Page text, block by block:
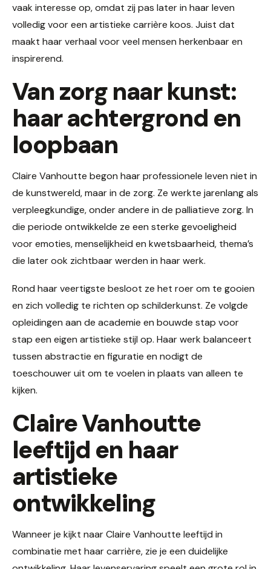
vaak interesse op, omdat zij pas later in haar leven
volledig voor een artistieke carrière koos. Juist dat
maakt haar verhaal voor veel mensen herkenbaar en
inspirerend.
Van zorg naar kunst:
haar achtergrond en
loopbaan
Claire Vanhoutte begon haar professionele leven niet in
de kunstwereld, maar in de zorg. Ze werkte jarenlang als
verpleegkundige, onder andere in de palliatieve zorg. In
die periode ontwikkelde ze een sterke gevoeligheid
voor emoties, menselijkheid en kwetsbaarheid, thema’s
die later ook zichtbaar werden in haar werk.
Rond haar veertigste besloot ze het roer om te gooien
en zich volledig te richten op schilderkunst. Ze volgde
opleidingen aan de academie en bouwde stap voor
stap een eigen artistieke stijl op. Haar werk balanceert
tussen abstractie en figuratie en nodigt de
toeschouwer uit om te voelen in plaats van alleen te
kijken.
Claire Vanhoutte
leeftijd en haar
artistieke
ontwikkeling
Wanneer je kijkt naar Claire Vanhoutte leeftijd in
combinatie met haar carrière, zie je een duidelijke